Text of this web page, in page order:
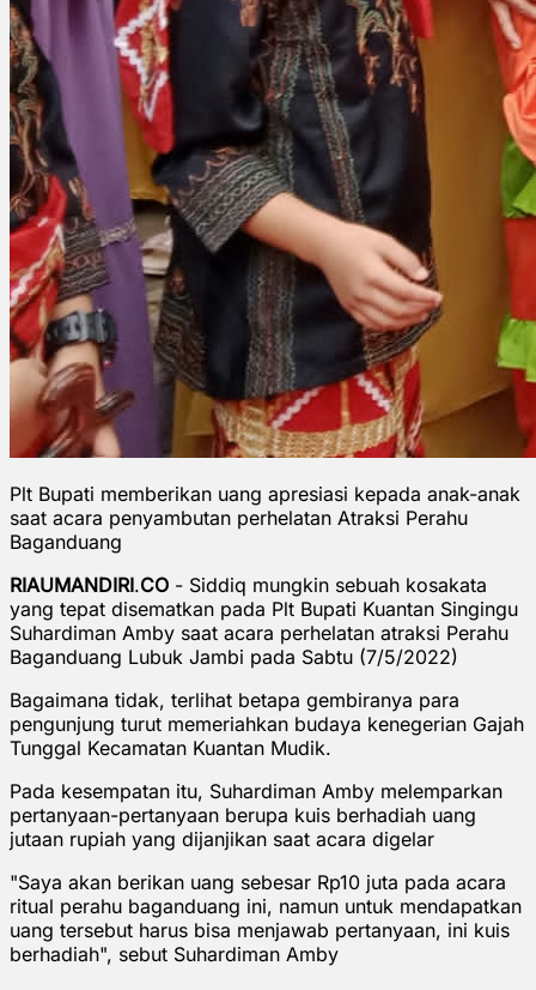
Plt Bupati memberikan uang apresiasi kepada anak-anak
saat acara penyambutan perhelatan Atraksi Perahu
Baganduang
RIAUMANDIRI.CO - Siddiq mungkin sebuah kosakata
yang tepat disematkan pada Plt Bupati Kuantan Singingu
Suhardiman Amby saat acara perhelatan atraksi Perahu
Baganduang Lubuk Jambi pada Sabtu (7/5/2022)
Bagaimana tidak, terlihat betapa gembiranya para
pengunjung turut memeriahkan budaya kenegerian Gajah
Tunggal Kecamatan Kuantan Mudik.
Pada kesempatan itu, Suhardiman Amby melemparkan
pertanyaan-pertanyaan berupa kuis berhadiah uang
jutaan rupiah yang dijanjikan saat acara digelar
"Saya akan berikan uang sebesar Rp10 juta pada acara
ritual perahu baganduang ini, namun untuk mendapatkan
uang tersebut harus bisa menjawab pertanyaan, ini kuis
berhadiah", sebut Suhardiman Amby